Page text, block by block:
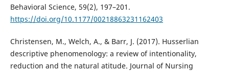
Behavioral Science, 59(2), 197–201.
https://doi.org/10.1177/00218863231162403
Christensen, M., Welch, A., & Barr, J. (2017). Husserlian
descriptive phenomenology: a review of intentionality,
reduction and the natural atitude. Journal of Nursing